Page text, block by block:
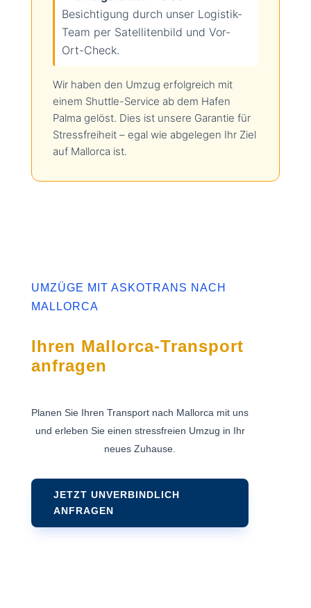
Besichtigung durch unser Logistik-
Team per Satellitenbild und Vor-
Ort-Check.
Wir haben den Umzug erfolgreich mit
einem Shuttle-Service ab dem Hafen
Palma gelöst. Dies ist unsere Garantie für
Stressfreiheit – egal wie abgelegen Ihr Ziel
auf Mallorca ist.
UMZÜGE MIT ASKOTRANS NACH
MALLORCA
Ihren Mallorca-Transport
anfragen
Planen Sie Ihren Transport nach Mallorca mit uns
und erleben Sie einen stressfreien Umzug in Ihr
neues Zuhause.
JETZT UNVERBINDLICH
ANFRAGEN